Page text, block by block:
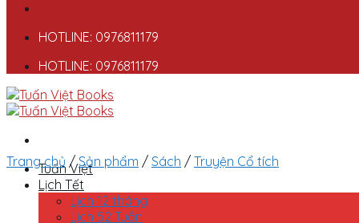
HOTLINE: 0976811179
HOTLINE: 0976811179
Tuấn Việt
Lịch Tết
Lịch 12 tháng
Lịch 52 Tuần
Trang chủ / Sản phẩm / Sách / Truyện Cổ tích